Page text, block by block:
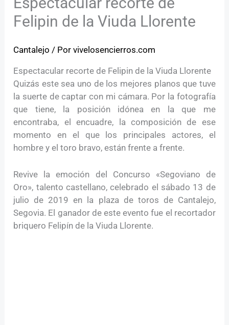
Felipin de la Viuda Llorente
Cantalejo / Porvivelosencierros.com
Espectacular recorte de Felipin de la Viuda Llorente
Quizás este sea uno de los mejores planos que tuve
la suerte de captar con mi cámara. Por la fotografía
que tiene, la posición idónea en la que me
encontraba, el encuadre, la composición de ese
momento en el que los principales actores, el
hombre y el toro bravo, están frente a frente.
Revive la emoción del Concurso «Segoviano de
Oro», talento castellano, celebrado el sábado 13 de
julio de 2019 en la plaza de toros de Cantalejo,
Segovia. El ganador de este evento fue el recortador
briquero Felipín de la Viuda Llorente.